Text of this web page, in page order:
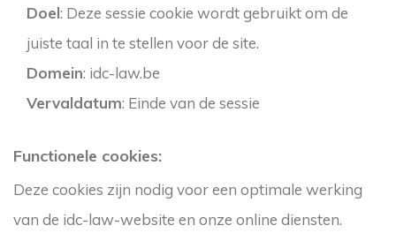
Doel: Deze sessie cookie wordt gebruikt om de
juiste taal in te stellen voor de site.
Domein: idc-law.be
Vervaldatum: Einde van de sessie
Functionele cookies:
Deze cookies zijn nodig voor een optimale werking
van de idc-law-website en onze online diensten.